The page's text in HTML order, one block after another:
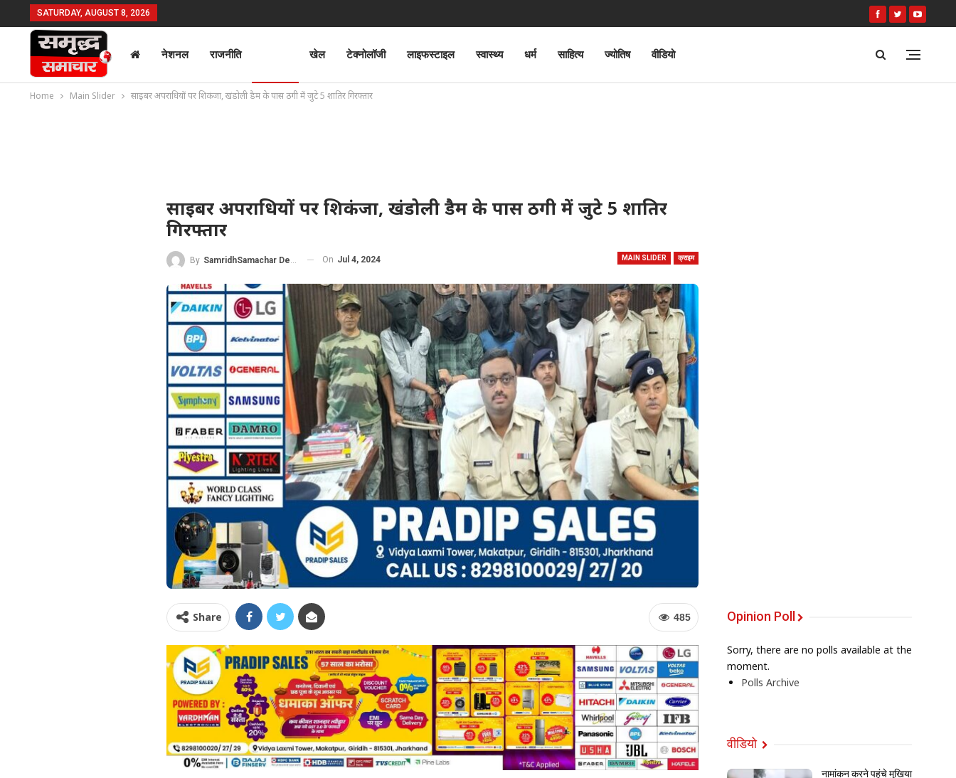
SATURDAY, AUGUST 8, 2026
नेशनल राजनीति खेल टेक्नोलॉजी लाइफस्टाइल स्वास्थ्य धर्म साहित्य ज्योतिष वीडियो
Home Main Slider साइबर अपराधियों पर शिकंजा, खंडोली डैम के पास ठगी में जुटे 5 शातिर गिरफ्तार
साइबर अपराधियों पर शिकंजा, खंडोली डैम के पास ठगी में जुटे 5 शातिर
गिरफ्तार
MAIN SLIDER क्राइम
By SamridhSamachar Desk On Jul 4, 2024
485
Share Opinion Poll
Sorry, there are no polls available at the
moment.
Polls Archive
वीडियो
नामांकन करने पहुंचे मुखिया